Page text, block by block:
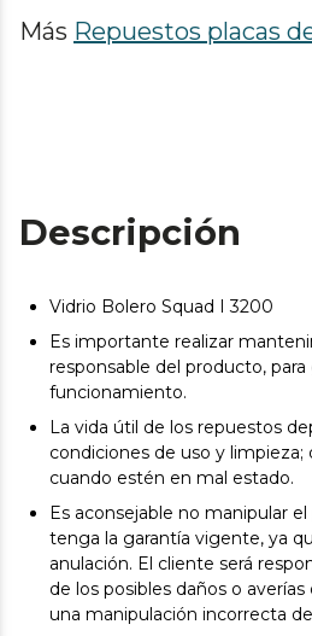
Más Repuestos placas
Descripción
Vidrio Bolero Squad I 3200
Es importante realizar
responsable del producto,
funcionamiento.
La vida útil de los repuestos
condiciones de uso y
cuando estén en mal estado.
Es aconsejable no manipular
tenga la garantía vigente, ya
anulación. El cliente será
de los posibles daños o
una manipulación incorrecta